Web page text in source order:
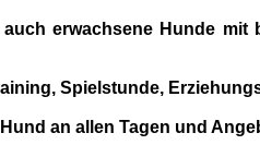
erwachsene Hunde
Spielstunde,
an allen Tagen und